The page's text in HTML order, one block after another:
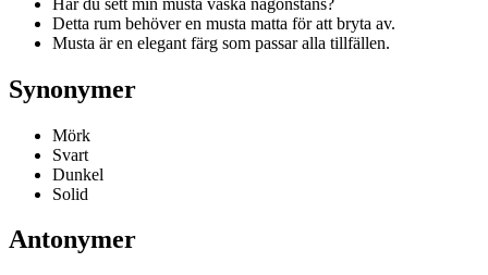
Detta rum behöver en musta matta för att bryta av.
Musta är en elegant färg som passar alla tillfällen.
Synonymer
Mörk
Svart
Dunkel
Solid
Antonymer